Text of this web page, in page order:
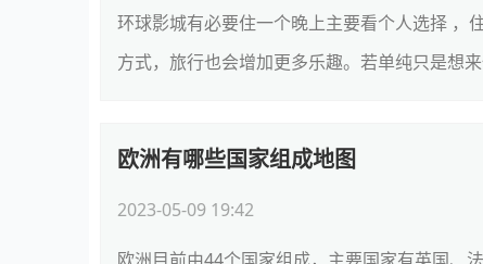
环球影城有必要住一个晚上主要看个人选择 ，
方式，旅行也会增加更多乐趣。若单纯只是想
欧洲有哪些国家组成地图
2023-05-09 19:42